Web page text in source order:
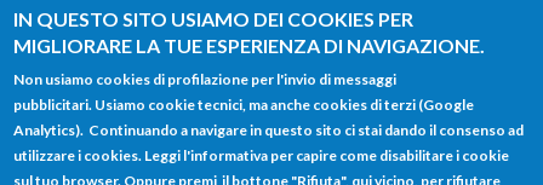
IN QUESTO SITO USIAMO DEI COOKIES PER
MIGLIORARE LA TUE ESPERIENZA DI NAVIGAZIONE.
Non usiamo cookies di profilazione per l'invio di messaggi
pubblicitari. Usiamo cookie tecnici, ma anche cookies di terzi (Google
Analytics). Continuando a navigare in questo sito ci stai dando il consenso ad
utilizzare i cookies. Leggi l'informativa per capire come disabilitare i cookie
sul tuo browser. Oppure premi il bottone "Rifiuta", qui vicino, per rifiutare
Salta al contenuto principale
FORM